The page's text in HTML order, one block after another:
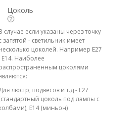
Цоколь
случае если указаны через точку
запятой - светильник имеет
цоколей. Например E27
E14. Наиболее
цоколями
люстр, подвесов и т.д - E27
цоколь под лампы с
E14 (миньон)